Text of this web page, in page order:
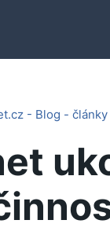
- Blog - články